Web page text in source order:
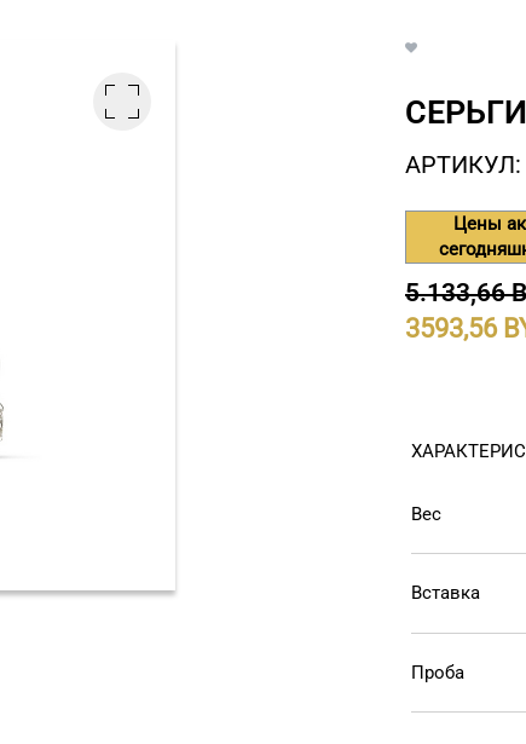
АРТИКУЛ:
Цены
5.133,66
3593,56
Вес
Вставка
Проба